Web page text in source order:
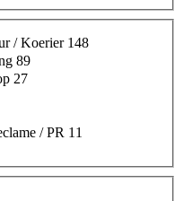
/ Koerier 148
89
27
/ PR 11